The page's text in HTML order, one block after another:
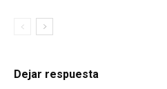
Dejar respuesta